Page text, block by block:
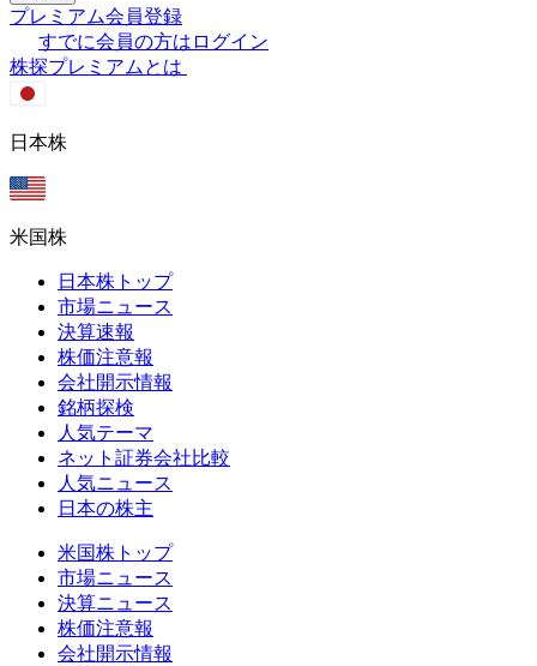
プレミアム会員登録
すでに会員の方はログイン
株探プレミアムとは
日本株
米国株
日本株トップ
市場ニュース
決算速報
株価注意報
会社開示情報
銘柄探検
人気テーマ
ネット証券会社比較
人気ニュース
日本の株主
米国株トップ
市場ニュース
決算ニュース
株価注意報
会社開示情報